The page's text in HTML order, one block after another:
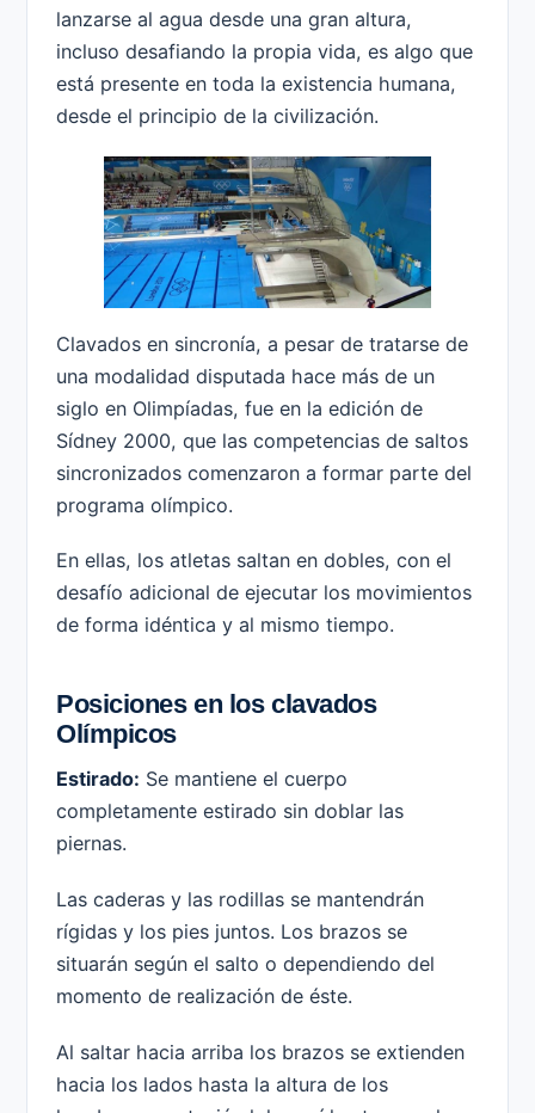
lanzarse al agua desde una gran altura,
incluso desafiando la propia vida, es algo que
está presente en toda la existencia humana,
desde el principio de la civilización.
Clavados en sincronía, a pesar de tratarse de
una modalidad disputada hace más de un
siglo en Olimpíadas, fue en la edición de
Sídney 2000, que las competencias de saltos
sincronizados comenzaron a formar parte del
programa olímpico.
En ellas, los atletas saltan en dobles, con el
desafío adicional de ejecutar los movimientos
de forma idéntica y al mismo tiempo.
Posiciones en los clavados
Olímpicos
Estirado: Se mantiene el cuerpo
completamente estirado sin doblar las
piernas.
Las caderas y las rodillas se mantendrán
rígidas y los pies juntos. Los brazos se
situarán según el salto o dependiendo del
momento de realización de éste.
Al saltar hacia arriba los brazos se extienden
hacia los lados hasta la altura de los